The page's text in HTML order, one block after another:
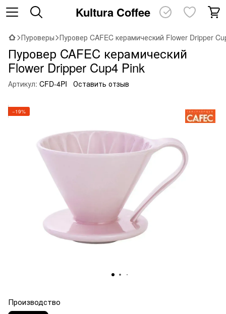
Kultura Coffee
Пуроверы Пуровер CAFEC керамический Flower Dripper
Пуровер CAFEC керамический
Flower Dripper Cup4 Pink
Артикул: CFD-4PI Оставить отзыв
−19%
Производство